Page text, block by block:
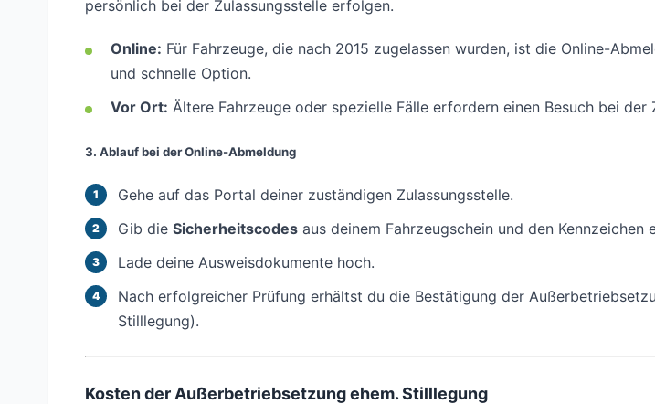
persönlich bei der Zulassungsstelle erfolgen.
Online: Für Fahrzeuge, die nach 2015 zugelassen wurden, ist die Online-
und schnelle Option.
Vor Ort: Ältere Fahrzeuge oder spezielle Fälle erfordern einen Besuch bei der
3. Ablauf bei der Online-Abmeldung
Gehe auf das Portal deiner zuständigen Zulassungsstelle.
Gib die Sicherheitscodes aus deinem Fahrzeugschein und den Kennzeichen
Lade deine Ausweisdokumente hoch.
Nach erfolgreicher Prüfung erhältst du die Bestätigung der
Stilllegung).
Kosten der Außerbetriebsetzung ehem. Stilllegung